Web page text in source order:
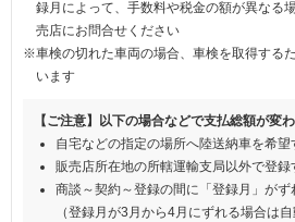
録月によって、手数料や税金の額が異なる
売店にお問合せください
※車検の切れた車両の場合、車検を取得する
います
【ご注意】以下の場合などで支払総額が変
自宅などの指定の場所へ陸送納車を希望
販売店所在地の所轄運輸支局以外で登録
商談～契約～登録の間に「登録月」がず
（登録月が3月から4月にずれる場合は